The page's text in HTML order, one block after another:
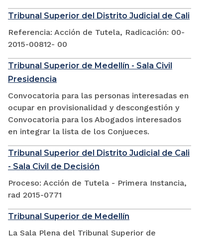
Tribunal Superior del Distrito Judicial de Cali
Referencia: Acción de Tutela, Radicación: 00-
2015-00812- 00
Tribunal Superior de Medellín - Sala Civil
Presidencia
Convocatoria para las personas interesadas en
ocupar en provisionalidad y descongestión y
Convocatoria para los Abogados interesados
en integrar la lista de los Conjueces.
Tribunal Superior del Distrito Judicial de Cali
- Sala Civil de Decisión
Proceso: Acción de Tutela - Primera Instancia,
rad 2015-0771
Tribunal Superior de Medellín
La Sala Plena del Tribunal Superior de